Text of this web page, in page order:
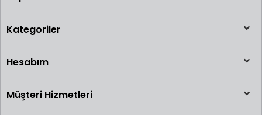
Kategoriler
Hesabım
Müşteri Hizmetleri